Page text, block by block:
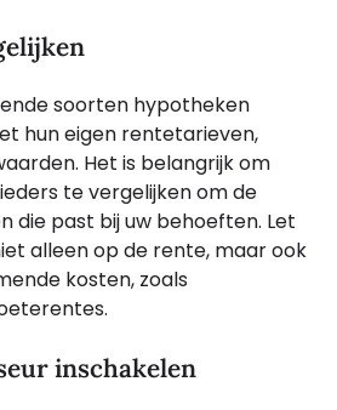
soorten hypotheken
hun eigen rentetarieven,
Het is belangrijk om
te vergelijken om de
die past bij uw behoeften. Let
alleen op de rente, maar ook
kosten, zoals
inschakelen